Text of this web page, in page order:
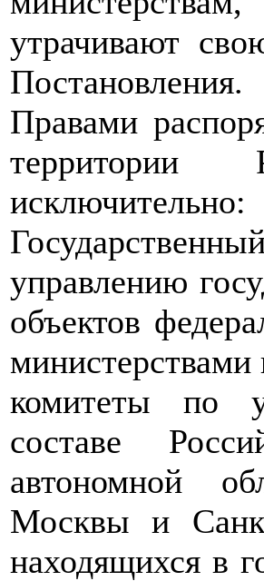
утрачивают
Постановления.
Правами
территории
исключительно:
управлению
объектов
комитеты по
составе
автономной
Москвы и
находящихся в